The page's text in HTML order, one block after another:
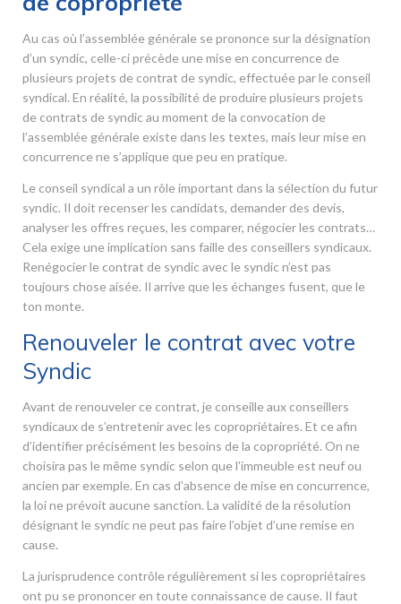
Au cas où l’assemblée générale se prononce sur la désignation
d’un syndic, celle-ci précède une mise en concurrence de
plusieurs projets de contrat de syndic, effectuée par le conseil
syndical. En réalité, la possibilité de produire plusieurs projets
de contrats de syndic au moment de la convocation de
l’assemblée générale existe dans les textes, mais leur mise en
concurrence ne s’applique que peu en pratique.
Le conseil syndical a un rôle important dans la sélection du futur
syndic. Il doit recenser les candidats, demander des devis,
analyser les offres reçues, les comparer, négocier les contrats…
Cela exige une implication sans faille des conseillers syndicaux.
Renégocier le contrat de syndic avec le syndic n’est pas
toujours chose aisée. Il arrive que les échanges fusent, que le
ton monte.
Renouveler le contrat avec votre
Syndic
Avant de renouveler ce contrat, je conseille aux conseillers
syndicaux de s’entretenir avec les copropriétaires. Et ce afin
d’identifier précisément les besoins de la copropriété. On ne
choisira pas le même syndic selon que l’immeuble est neuf ou
ancien par exemple. En cas d’absence de mise en concurrence,
la loi ne prévoit aucune sanction. La validité de la résolution
désignant le syndic ne peut pas faire l’objet d’une remise en
cause.
La jurisprudence contrôle régulièrement si les copropriétaires
ont pu se prononcer en toute connaissance de cause. Il faut